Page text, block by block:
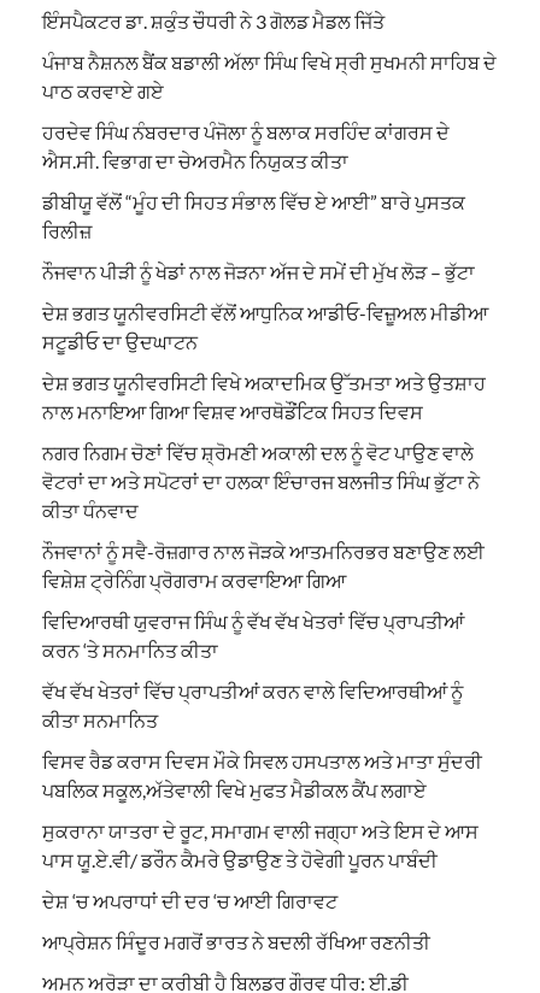
ਇੰਸਪੈਕਟਰ ਡਾ. ਸ਼ਕੁੰਤ ਚੌਧਰੀ ਨੇ 3 ਗੋਲਡ ਮੈਡਲ ਜਿੱਤੇ
ਪੰਜਾਬ ਨੈਸ਼ਨਲ ਬੈਂਕ ਬਡਾਲੀ ਅੱਲਾ ਸਿੰਘ ਵਿਖੇ ਸ੍ਰੀ ਸੁਖਮਨੀ ਸਾਹਿਬ ਦੇ
ਪਾਠ ਕਰਵਾਏ ਗਏ
ਹਰਦੇਵ ਸਿੰਘ ਨੰਬਰਦਾਰ ਪੰਜੋਲਾ ਨੂੰ ਬਲਾਕ ਸਰਹਿੰਦ ਕਾਂਗਰਸ ਦੇ
ਐਸ.ਸੀ. ਵਿਭਾਗ ਦਾ ਚੇਅਰਮੈਨ ਨਿਯੁਕਤ ਕੀਤਾ
ਡੀਬੀਯੂ ਵੱਲੋਂ “ਮੂੰਹ ਦੀ ਸਿਹਤ ਸੰਭਾਲ ਵਿੱਚ ਏ ਆਈ” ਬਾਰੇ ਪੁਸਤਕ
ਰਿਲੀਜ਼
ਨੌਜਵਾਨ ਪੀੜੀ ਨੂੰ ਖੇਡਾਂ ਨਾਲ ਜੋੜਨਾ ਅੱਜ ਦੇ ਸਮੇਂ ਦੀ ਮੁੱਖ ਲੋੜ – ਭੁੱਟਾ
ਦੇਸ਼ ਭਗਤ ਯੂਨੀਵਰਸਿਟੀ ਵੱਲੋਂ ਆਧੁਨਿਕ ਆਡੀਓ-ਵਿਜ਼ੂਅਲ ਮੀਡੀਆ
ਸਟੂਡੀਓ ਦਾ ਉਦਘਾਟਨ
ਦੇਸ਼ ਭਗਤ ਯੂਨੀਵਰਸਿਟੀ ਵਿਖੇ ਅਕਾਦਮਿਕ ਉੱਤਮਤਾ ਅਤੇ ਉਤਸ਼ਾਹ
ਨਾਲ ਮਨਾਇਆ ਗਿਆ ਵਿਸ਼ਵ ਆਰਥੋਡੌਂਟਿਕ ਸਿਹਤ ਦਿਵਸ
ਨਗਰ ਨਿਗਮ ਚੋਣਾਂ ਵਿੱਚ ਸ਼੍ਰੋਮਣੀ ਅਕਾਲੀ ਦਲ ਨੂੰ ਵੋਟ ਪਾਉਣ ਵਾਲੇ
ਵੋਟਰਾਂ ਦਾ ਅਤੇ ਸਪੋਟਰਾਂ ਦਾ ਹਲਕਾ ਇੰਚਾਰਜ ਬਲਜੀਤ ਸਿੰਘ ਭੁੱਟਾ ਨੇ
ਕੀਤਾ ਧੰਨਵਾਦ
ਨੌਜਵਾਨਾਂ ਨੂੰ ਸਵੈ-ਰੋਜ਼ਗਾਰ ਨਾਲ ਜੋੜਕੇ ਆਤਮਨਿਰਭਰ ਬਣਾਉਣ ਲਈ
ਵਿਸ਼ੇਸ਼ ਟ੍ਰੇਨਿੰਗ ਪ੍ਰੋਗਰਾਮ ਕਰਵਾਇਆ ਗਿਆ
ਵਿਦਿਆਰਥੀ ਯੁਵਰਾਜ ਸਿੰਘ ਨੂੰ ਵੱਖ ਵੱਖ ਖੇਤਰਾਂ ਵਿੱਚ ਪ੍ਰਾਪਤੀਆਂ
ਕਰਨ ‘ਤੇ ਸਨਮਾਨਿਤ ਕੀਤਾ
ਵੱਖ ਵੱਖ ਖੇਤਰਾਂ ਵਿੱਚ ਪ੍ਰਾਪਤੀਆਂ ਕਰਨ ਵਾਲੇ ਵਿਦਿਆਰਥੀਆਂ ਨੂੰ
ਕੀਤਾ ਸਨਮਾਨਿਤ
ਵਿਸਵ ਰੈਡ ਕਰਾਸ ਦਿਵਸ ਮੌਕੇ ਸਿਵਲ ਹਸਪਤਾਲ ਅਤੇ ਮਾਤਾ ਸੁੰਦਰੀ
ਪਬਲਿਕ ਸਕੂਲ,ਅੱਤੇਵਾਲੀ ਵਿਖੇ ਮੁਫਤ ਮੈਡੀਕਲ ਕੈਂਪ ਲਗਾਏ
ਸੁਕਰਾਨਾ ਯਾਤਰਾ ਦੇ ਰੂਟ, ਸਮਾਗਮ ਵਾਲੀ ਜਗ੍ਹਾ ਅਤੇ ਇਸ ਦੇ ਆਸ
ਪਾਸ ਯੂ.ਏ.ਵੀ/ ਡਰੌਨ ਕੈਮਰੇ ਉਡਾਉਣ ਤੇ ਹੋਵੇਗੀ ਪੂਰਨ ਪਾਬੰਦੀ
ਦੇਸ਼ ‘ਚ ਅਪਰਾਧਾਂ ਦੀ ਦਰ ‘ਚ ਆਈ ਗਿਰਾਵਟ
ਆਪ੍ਰੇਸ਼ਨ ਸਿੰਦੂਰ ਮਗਰੋਂ ਭਾਰਤ ਨੇ ਬਦਲੀ ਰੱਖਿਆ ਰਣਨੀਤੀ
ਅਮਨ ਅਰੋੜਾ ਦਾ ਕਰੀਬੀ ਹੈ ਬਿਲਡਰ ਗੌਰਵ ਧੀਰ: ਈ.ਡੀ